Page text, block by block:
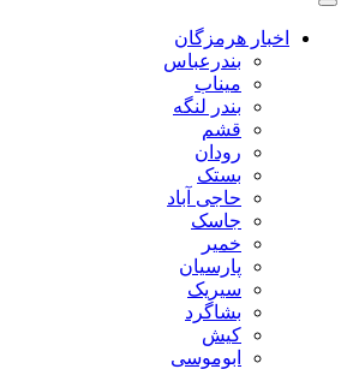
اخبار هرمزگان
بندرعباس
میناب
بندر لنگه
قشم
رودان
بستک
حاجی آباد
جاسک
خمیر
پارسیان
سیریک
بشاگرد
کیش
ابوموسی